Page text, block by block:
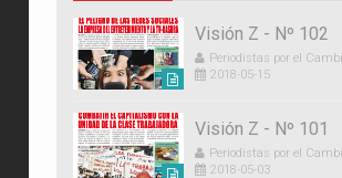
Visión Z - Nº 102
Periodistas por el
2018-05-15
Visión Z - Nº 101
Periodistas por el
2018-05-03